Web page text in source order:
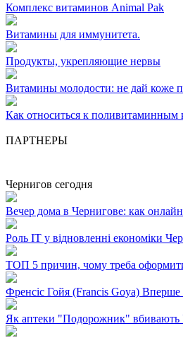
Комплекс витаминов Animal Pak
Витамины для иммунитета.
Продукты, укрепляющие нервы
Витамины молодости: не дай коже
Как относиться к поливитаминным
ПАРТНЕРЫ
Чернигов сегодня
Вечер дома в Чернигове: как
Роль ІТ у відновленні економіки
ТОП 5 причин, чому треба
Френсіс Гойя (Francis Goya) Вперше
Як аптеки "Подорожник" вбивають